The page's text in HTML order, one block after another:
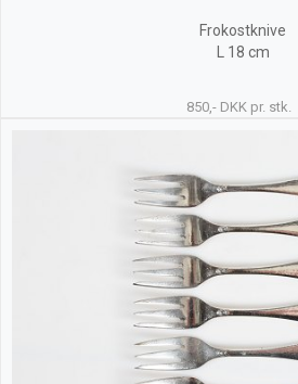
Frokostknive
L 18 cm
850,- DKK pr. stk.